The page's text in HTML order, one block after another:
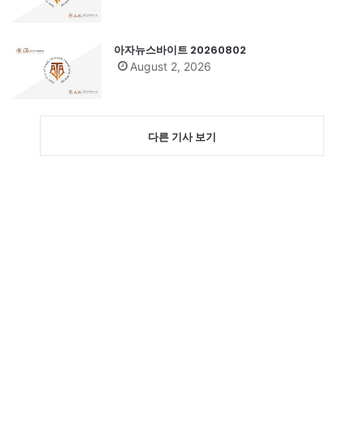
아자뉴스바이트 20260802
August 2, 2026
다른 기사 보기